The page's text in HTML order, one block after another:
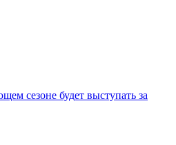
сезоне будет выступать за